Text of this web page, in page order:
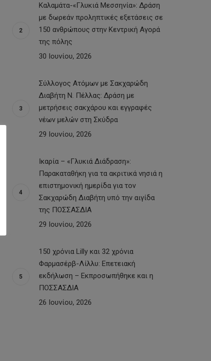
Καλαμάτα-«Γλυκιά Μεσσηνία»: Δράση
με δωρεάν προληπτικές εξετάσεις σε
150 ανθρώπους στην Κεντρική Αγορά
της πόλης
30 Ιουνίου, 2026
Σύλλογος Ατόμων με Σακχαρώδη
Διαβήτη Ν. Πέλλας: Δράση με
μετρήσεις σακχάρου και εγγραφές
νέων μελών στη Σκύδρα
29 Ιουνίου, 2026
Ικαρία – «Γλυκιά Διάδραση»:
Παρακαταθήκη για τα ακριτικά νησιά η
επιστημονική ημερίδα για τον
Σακχαρώδη Διαβήτη υπό την αιγίδα
της ΠΟΣΣΑΣΔΙΑ
29 Ιουνίου, 2026
150 χρόνια Lilly και 32 χρόνια
Φαρμασέρβ-Λίλλυ: Eπετειακή
εκδήλωση – Εκπροσωπήθηκε και η
ΠΟΣΣΑΣΔΙΑ
26 Ιουνίου, 2026